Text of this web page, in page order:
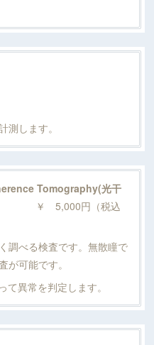
します。
Tomography(光干
円（税込
調べる検査です。無散瞳で
可能です。
異常を判定します。